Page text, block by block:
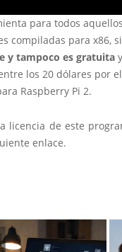
para todos
compiladas para x86,
y tampoco es gratuita
los 20 dólares por
Raspberry Pi 2.
licencia de este
enlace.